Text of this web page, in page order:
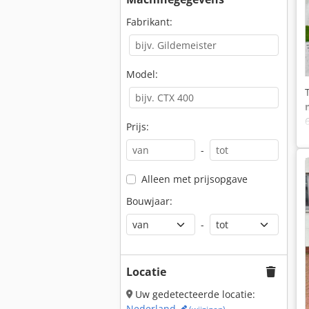
Fabrikant:
Model:
Prijs:
-
Alleen met prijsopgave
Bouwjaar:
-
Locatie
Uw gedetecteerde locatie: